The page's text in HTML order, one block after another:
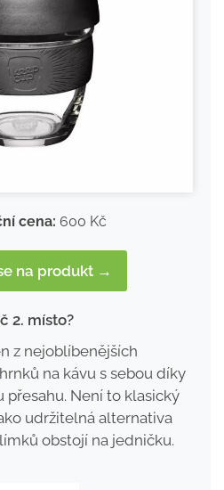
cena: 600 Kč
na produkt →
2. místo?
z nejoblíbenějších
na kávu s sebou díky
Není to klasický
udržitelná alternativa
obstojí na jedničku.